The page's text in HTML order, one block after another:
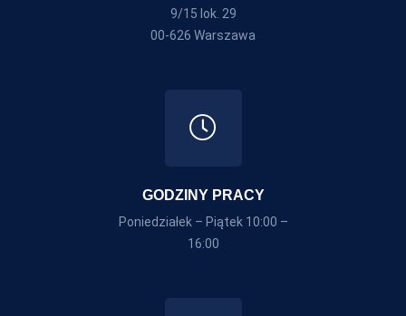
9/15 lok. 29
00-626 Warszawa
GODZINY PRACY
Poniedziałek – Piątek 10:00 –
16:00